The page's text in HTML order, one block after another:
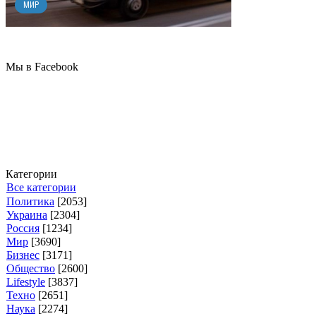
МИР
Мы в Facebook
Категории
Все категории
Политика [2053]
Украина [2304]
Россия [1234]
Мир [3690]
Бизнес [3171]
Общество [2600]
Lifestyle [3837]
Техно [2651]
Наука [2274]